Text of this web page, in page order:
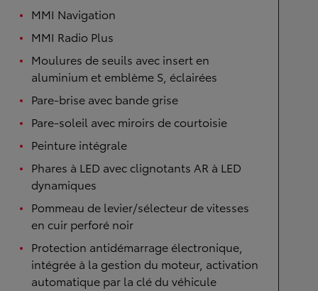
MMI Navigation
MMI Radio Plus
Moulures de seuils avec insert en
aluminium et emblème S, éclairées
Pare-brise avec bande grise
Pare-soleil avec miroirs de courtoisie
Peinture intégrale
Phares à LED avec clignotants AR à LED
dynamiques
Pommeau de levier/sélecteur de vitesses
en cuir perforé noir
Protection antidémarrage électronique,
intégrée à la gestion du moteur, activation
automatique par la clé du véhicule